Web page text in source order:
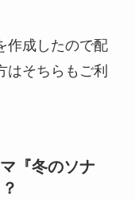
作成したので配
はそちらもご利
『冬のソナ